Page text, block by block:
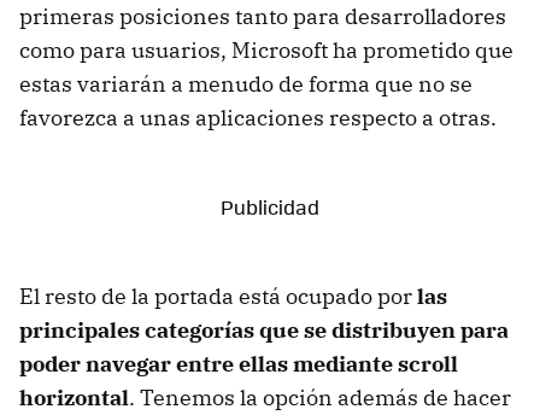
primeras posiciones tanto para desarrolladores
como para usuarios, Microsoft ha prometido que
estas variarán a menudo de forma que no se
favorezca a unas aplicaciones respecto a otras.
El resto de la portada está ocupado porlas
principales categorías que se distribuyen para
poder navegar entre ellas mediante scroll
horizontal. Tenemos la opción además de hacer